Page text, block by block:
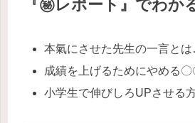
『㊙レポート』でわか
本氣にさせた先生の一言と
成績を上げるためにやめる
小学生で伸びしろUPさせる